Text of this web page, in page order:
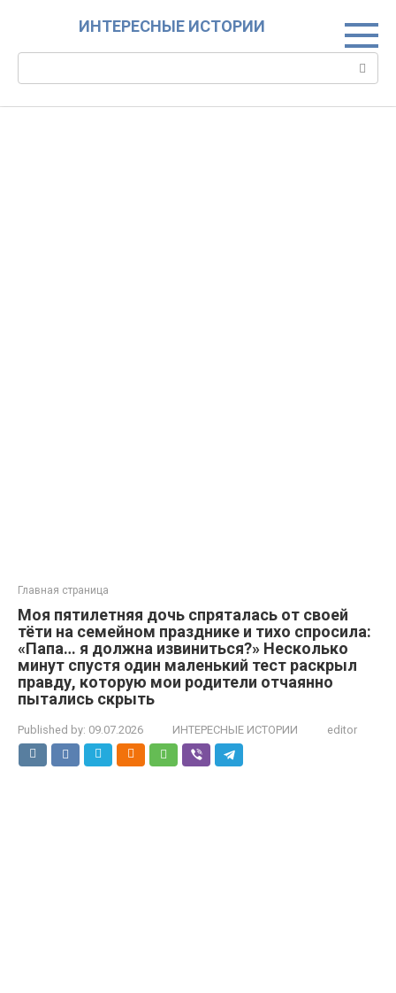
ИНТЕРЕСНЫЕ ИСТОРИИ
Главная страница
Моя пятилетняя дочь спряталась от своей
тёти на семейном празднике и тихо спросила:
«Папа… я должна извиниться?» Несколько
минут спустя один маленький тест раскрыл
правду, которую мои родители отчаянно
пытались скрыть
Published by: 09.07.2026 ИНТЕРЕСНЫЕ ИСТОРИИ editor